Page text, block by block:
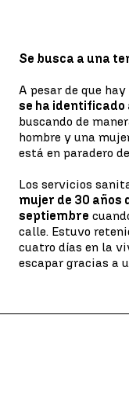
Se busca a una
A pesar de que
se ha
buscando de
hombre y una
está en paradero
Los servicios
mujer de 30 años
septiembre
calle. Estuvo
cuatro días en la
escapar gracias a